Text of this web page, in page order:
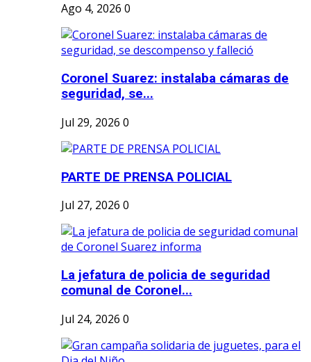
Ago 4, 2026 0
Coronel Suarez: instalaba cámaras de
seguridad, se...
Jul 29, 2026 0
PARTE DE PRENSA POLICIAL
Jul 27, 2026 0
La jefatura de policia de seguridad
comunal de Coronel...
Jul 24, 2026 0